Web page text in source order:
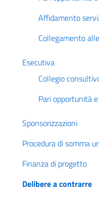
Affidamento
Collegamento
Esecutiva
Collegio
Pari opportunità
Sponsorizzazioni
Procedura di somma
Finanza di progetto
Delibere a contrarre